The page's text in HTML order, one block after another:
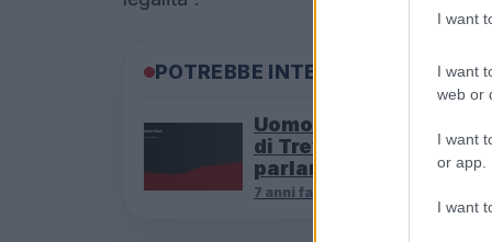
I want
I want
web or
I want
or app.
I want
POTREBBE INTERESSARTI
Uomo si getta nella
di Trevi: ha chiesto di
parlare con Salvini
7 anni fa